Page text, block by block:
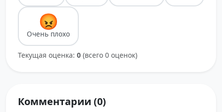
😡
Очень плохо
Текущая оценка: 0 (всего 0 оценок)
Комментарии (0)